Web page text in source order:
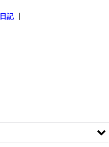
日記┃